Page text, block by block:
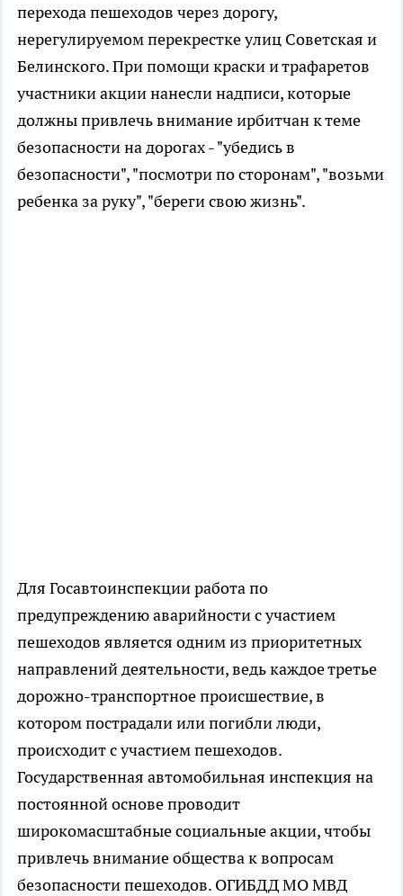
перехода пешеходов через дорогу,
нерегулируемом перекрестке улиц Советская и
Белинского. При помощи краски и трафаретов
участники акции нанесли надписи, которые
должны привлечь внимание ирбитчан к теме
безопасности на дорогах - "убедись в
безопасности", "посмотри по сторонам", "возьми
ребенка за руку", "береги свою жизнь".
Для Госавтоинспекции работа по
предупреждению аварийности с участием
пешеходов является одним из приоритетных
направлений деятельности, ведь каждое третье
дорожно-транспортное происшествие, в
котором пострадали или погибли люди,
происходит с участием пешеходов.
Государственная автомобильная инспекция на
постоянной основе проводит
широкомасштабные социальные акции, чтобы
привлечь внимание общества к вопросам
безопасности пешеходов. ОГИБДД МО МВД